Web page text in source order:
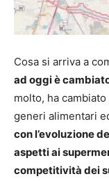
Cosa si arriva a
ad oggi è
molto, ha
generi alimentari
con l’evoluzione
aspetti ai
competitività dei